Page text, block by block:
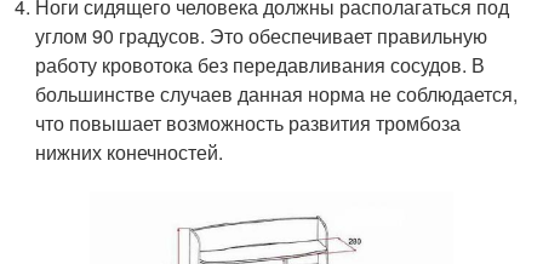
Ноги сидящего человека должны располагаться под
углом 90 градусов. Это обеспечивает правильную
работу кровотока без передавливания сосудов. В
большинстве случаев данная норма не соблюдается,
что повышает возможность развития тромбоза
нижних конечностей.